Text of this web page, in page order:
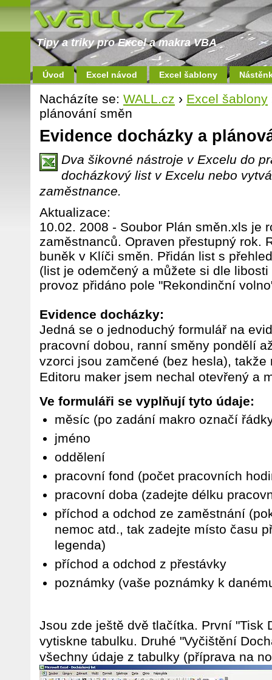
Tipy a triky pro Excel a makra VBA
Úvod Excel návod Excel šablony
Nacházíte se: WALL.cz › Excel šablony
plánování směn
Evidence docházky a
Dva šikovné nástroje v Excelu do
docházkový list v Excelu nebo
zaměstnance.
Aktualizace:
10.02. 2008 - Soubor Plán směn.xls je
zaměstnanců. Opraven přestupný rok.
buněk v Klíči směn. Přidán list s
(list je odemčený a můžete si dle
provoz přidáno pole "Rekondinční
Evidence docházky:
Jedná se o jednoduchý formulář na
pracovní dobou, ranní směny pondělí
vzorci jsou zamčené (bez hesla), takže
Editoru maker jsem nechal otevřený a
Ve formuláři se vyplňují tyto údaje:
měsíc (po zadání makro označí
jméno
oddělení
pracovní fond (počet pracovních
pracovní doba (zadejte délku
příchod a odchod ze zaměstnání
nemoc atd., tak zadejte místo času
legenda)
příchod a odchod z přestávky
poznámky (vaše poznámky k
Jsou zde ještě dvě tlačítka. První "Tisk
vytiskne tabulku. Druhé "Vyčištění
všechny údaje z tabulky (příprava na